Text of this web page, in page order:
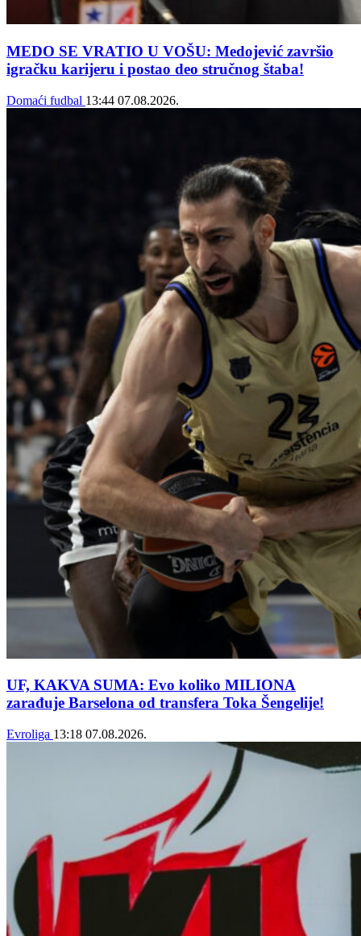
MEDO SE VRATIO U VOŠU: Medojević završio
igračku karijeru i postao deo stručnog štaba!
Domaći fudbal 13:44 07.08.2026.
UF, KAKVA SUMA: Evo koliko MILIONA
zarađuje Barselona od transfera Toka Šengelije!
Evroliga 13:18 07.08.2026.